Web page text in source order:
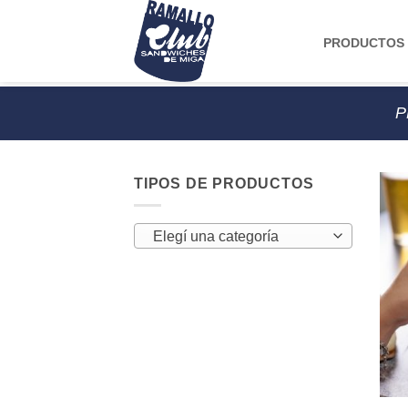
PRODUCTOS
TIPOS DE PRODUCTOS
Elegí una categoría